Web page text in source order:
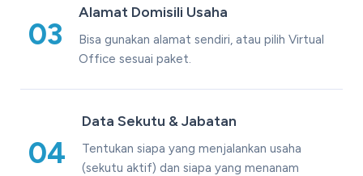
03
Alamat Domisili Usaha
Bisa gunakan alamat sendiri, atau pilih Virtual
Office sesuai paket.
04
Data Sekutu & Jabatan
Tentukan siapa yang menjalankan usaha
(sekutu aktif) dan siapa yang menanam